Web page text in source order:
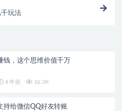
玩法
钱，这个思维价值千万
4 年前 16.3K
持给微信QQ好友转账